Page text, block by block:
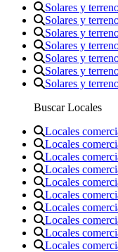
Solares y
Solares y
Solares y
Solares y
Solares y
Solares y
Solares y
Buscar Locales
Locales
Locales
Locales
Locales
Locales
Locales
Locales
Locales
Locales
Locales